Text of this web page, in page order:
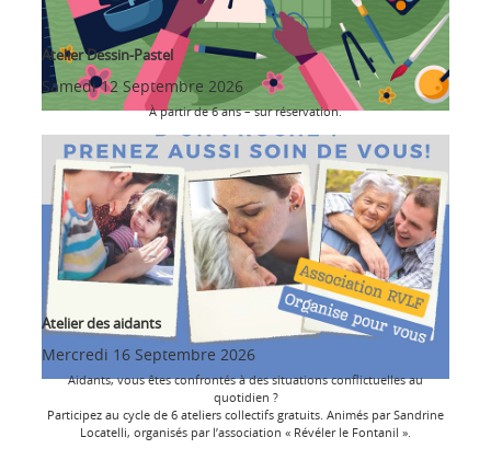
Atelier Dessin-Pastel
Samedi 12 Septembre 2026
À partir de 6 ans – sur réservation.
Atelier des aidants
Mercredi 16 Septembre 2026
Aidants, vous êtes confrontés à des situations conflictuelles au
quotidien ?
Participez au cycle de 6 ateliers collectifs gratuits. Animés par Sandrine
Locatelli, organisés par l’association « Révéler le Fontanil ».